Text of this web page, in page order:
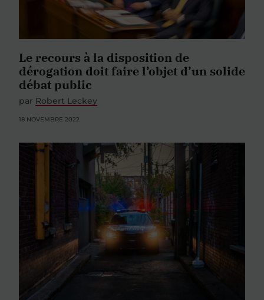
Le recours à la disposition de
dérogation doit faire l’objet d’un solide
débat public
par Robert Leckey
18 NOVEMBRE 2022